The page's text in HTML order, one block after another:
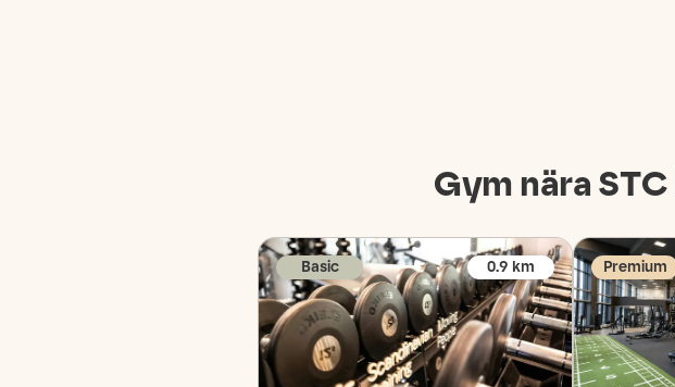
Gym nära STC
Basic 0.9 km Premium